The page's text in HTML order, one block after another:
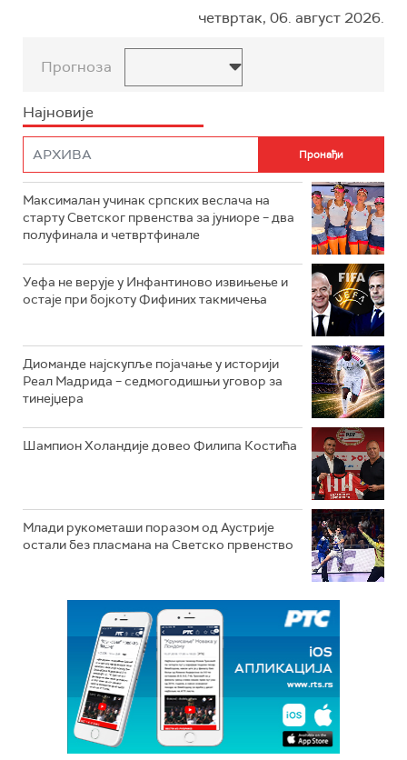
четвртак, 06. август 2026.
Прогноза
Најновије
Максималан учинак српских веслача на
старту Светског првенства за јуниоре – два
полуфинала и четвртфинале
Уефа не верује у Инфантиново извињење и
остаје при бојкоту Фифиних такмичења
Диоманде најскупље појачање у историји
Реал Мадрида – седмогодишњи уговор за
тинејџера
Шампион Холандије довео Филипа Костића
Млади рукометаши поразом од Аустрије
остали без пласмана на Светско првенство